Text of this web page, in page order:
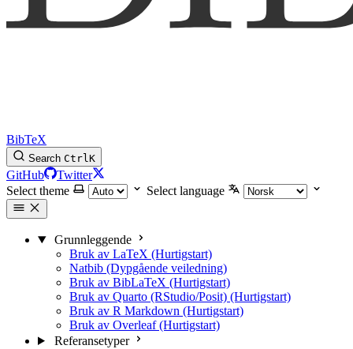
BibTeX
Search CtrlK
GitHub
Twitter
Select theme
Select language
Grunnleggende
Bruk av LaTeX (Hurtigstart)
Natbib (Dypgående veiledning)
Bruk av BibLaTeX (Hurtigstart)
Bruk av Quarto (RStudio/Posit) (Hurtigstart)
Bruk av R Markdown (Hurtigstart)
Bruk av Overleaf (Hurtigstart)
Referansetyper